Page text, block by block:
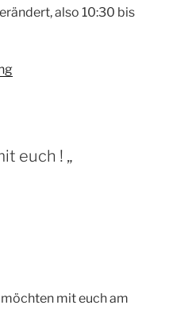
also 10:30 bis
euch ! „
mit euch am